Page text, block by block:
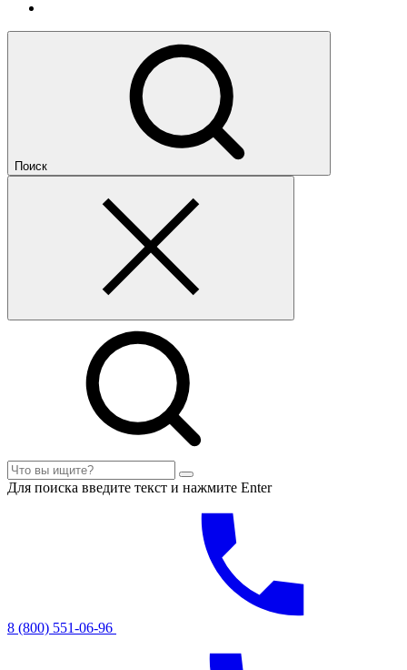
Поиск
Для поиска введите текст и нажмите Enter
8 (800) 551-06-96